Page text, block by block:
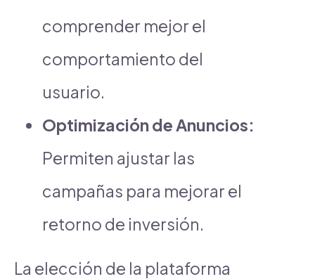
comprender mejor el
comportamiento del
usuario.
Optimización de Anuncios:
Permiten ajustar las
campañas para mejorar el
retorno de inversión.
La elección de la plataforma